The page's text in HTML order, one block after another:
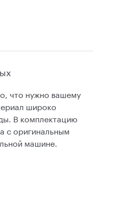
что нужно вашему
широко
В комплектацию
с оригинальным
машине.